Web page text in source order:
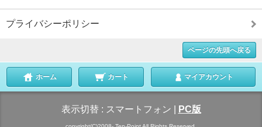
プライバシーポリシー
ページの先頭へ戻る
ホーム カート マイアカウント
表示切替 : スマートフォン PC版